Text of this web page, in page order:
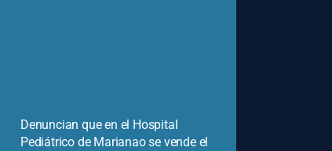
Denuncian que en el Hospital
Pediátrico de Marianao se vende el